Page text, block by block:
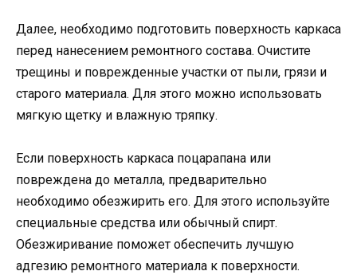
Далее, необходимо подготовить поверхность каркаса
перед нанесением ремонтного состава. Очистите
трещины и поврежденные участки от пыли, грязи и
старого материала. Для этого можно использовать
мягкую щетку и влажную тряпку.
Если поверхность каркаса поцарапана или
повреждена до металла, предварительно
необходимо обезжирить его. Для этого используйте
специальные средства или обычный спирт.
Обезжиривание поможет обеспечить лучшую
адгезию ремонтного материала к поверхности.